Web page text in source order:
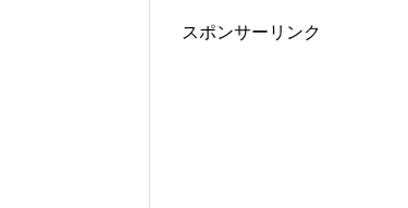
スポンサーリンク